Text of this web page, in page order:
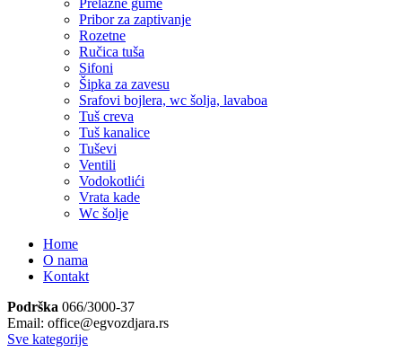
Prelazne gume
Pribor za zaptivanje
Rozetne
Ručica tuša
Sifoni
Šipka za zavesu
Srafovi bojlera, wc šolja, lavaboa
Tuš creva
Tuš kanalice
Tuševi
Ventili
Vodokotlići
Vrata kade
Wc šolje
Home
O nama
Kontakt
Podrška 066/3000-37
Email: office@egvozdjara.rs
Sve kategorije